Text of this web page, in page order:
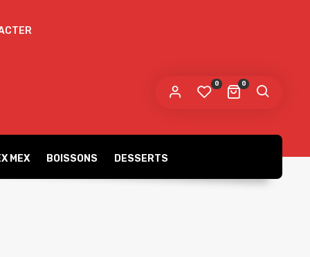
0
0
données personnelles seront utilisées pour vous
MEX BOISSONS DESSERTS